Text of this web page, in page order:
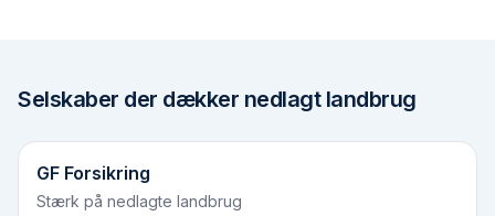
Selskaber der dækker nedlagt landbrug
GF Forsikring
Stærk på nedlagte landbrug